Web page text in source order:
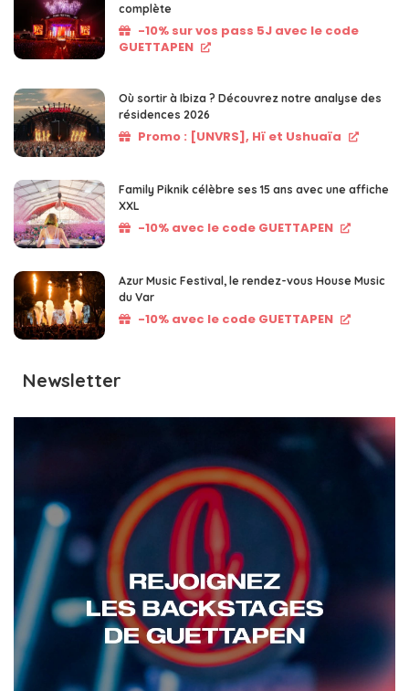
complète
-10% sur vos pass 5J avec le code
GUETTAPEN
Où sortir à Ibiza ? Découvrez notre analyse des
résidences 2026
Promo : [UNVRS], Hï et Ushuaïa
Family Piknik célèbre ses 15 ans avec une affiche
XXL
-10% avec le code GUETTAPEN
Azur Music Festival, le rendez-vous House Music
du Var
-10% avec le code GUETTAPEN
Newsletter